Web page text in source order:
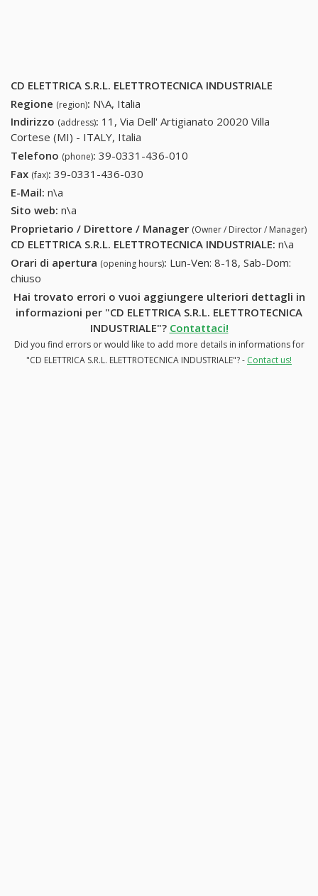
CD ELETTRICA S.R.L. ELETTROTECNICA INDUSTRIALE
Regione (region): N\A, Italia
Indirizzo (address): 11, Via Dell' Artigianato 20020 Villa
Cortese (MI) - ITALY, Italia
Telefono (phone): 39-0331-436-010
Fax (fax): 39-0331-436-030
E-Mail: n\a
Sito web: n\a
Proprietario / Direttore / Manager (Owner / Director / Manager)
CD ELETTRICA S.R.L. ELETTROTECNICA INDUSTRIALE: n\a
Orari di apertura (opening hours): Lun-Ven: 8-18, Sab-Dom:
chiuso
Hai trovato errori o vuoi aggiungere ulteriori dettagli in
informazioni per "CD ELETTRICA S.R.L. ELETTROTECNICA
INDUSTRIALE"? Contattaci!
Did you find errors or would like to add more details in informations for
"CD ELETTRICA S.R.L. ELETTROTECNICA INDUSTRIALE"? - Contact us!